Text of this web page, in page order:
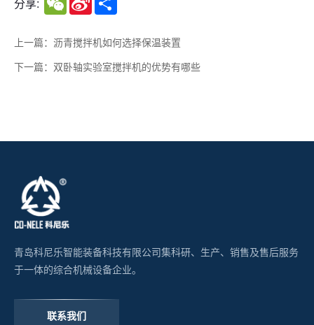
分享: Weibo
上一篇：沥青搅拌机如何选择保温装置
下一篇：双卧轴实验室搅拌机的优势有哪些
青岛科尼乐智能装备科技有限公司集科研、生产、销售及售后服务
于一体的综合机械设备企业。
联系我们